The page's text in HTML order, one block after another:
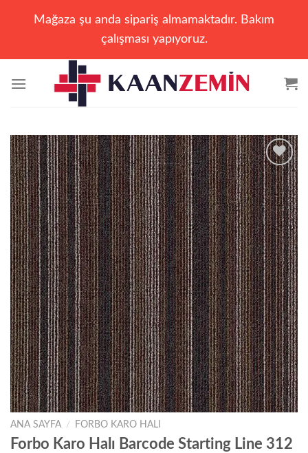
Mağaza şu anda sipariş almamaktadır. Bakım
çalışması yapıyoruz.
atla
Add to
wishlist
ANA SAYFA / FORBO KARO HALI
Forbo Karo Halı Barcode Starting Line 312